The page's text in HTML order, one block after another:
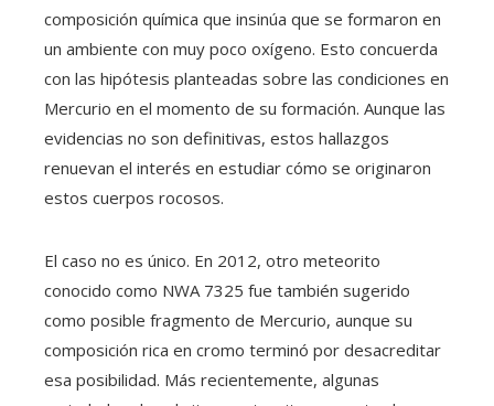
composición química que insinúa que se formaron en
un ambiente con muy poco oxígeno. Esto concuerda
con las hipótesis planteadas sobre las condiciones en
Mercurio en el momento de su formación. Aunque las
evidencias no son definitivas, estos hallazgos
renuevan el interés en estudiar cómo se originaron
estos cuerpos rocosos.
El caso no es único. En 2012, otro meteorito
conocido como NWA 7325 fue también sugerido
como posible fragmento de Mercurio, aunque su
composición rica en cromo terminó por desacreditar
esa posibilidad. Más recientemente, algunas